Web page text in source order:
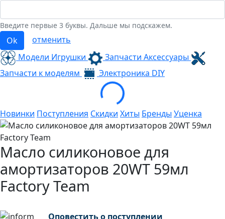
Введите первые 3 буквы. Дальше мы подскажем.
Ok
отменить
Модели Игрушки
Запчасти Аксессуары
Запчасти к моделям
Электроника DIY
Loading...
Новинки Поступления Скидки Хиты Бренды Уценка
Масло силиконовое для
амортизаторов 20WT 59мл
Factory Team
Оповестить о поступлении